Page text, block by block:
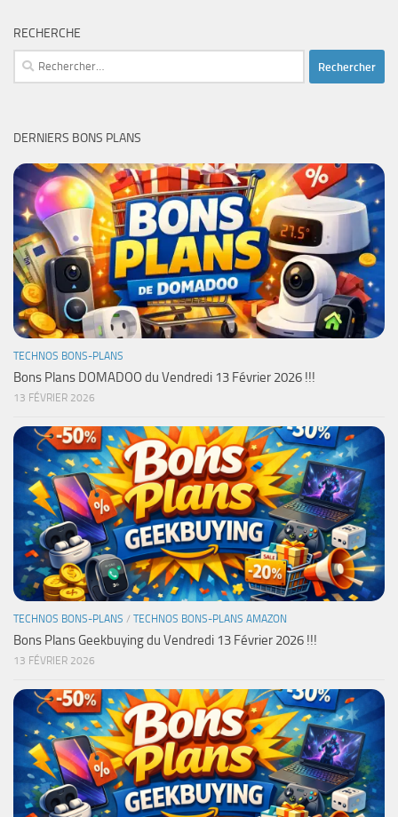
RECHERCHE
Rechercher :
DERNIERS BONS PLANS
TECHNOS BONS-PLANS
Bons Plans DOMADOO du Vendredi 13 Février 2026 !!!
13 FÉVRIER 2026
TECHNOS BONS-PLANS / TECHNOS BONS-PLANS AMAZON
Bons Plans Geekbuying du Vendredi 13 Février 2026 !!!
13 FÉVRIER 2026